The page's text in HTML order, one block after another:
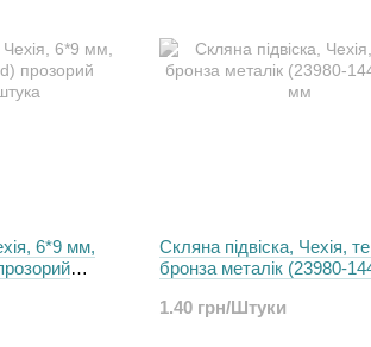
6*9 мм,
Скляна підвіска, Чехія,
бронза металік (23980-
1.40 грн/Штуки